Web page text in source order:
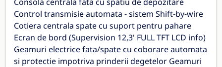
Control transmisie automata - sistem Shift-by-wire
Cotiera centrala spate cu suport pentru pahare
Ecran de bord (Supervision 12,3' FULL TFT LCD info)
Geamuri electrice fata/spate cu coborare automata
si protectie impotriva prinderii degetelor Geamuri